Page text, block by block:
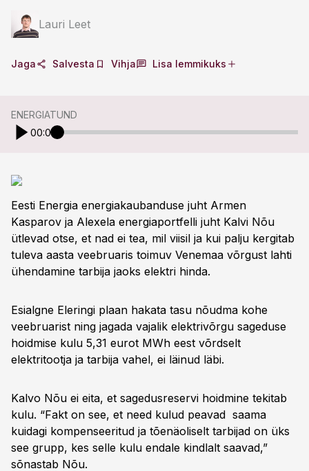
Lauri Leet
Jaga Salvesta Vihja Lisa lemmikuks
ENERGIATUND
00:00
Eesti Energia energiakaubanduse juht Armen
Kasparov ja Alexela energiaportfelli juht Kalvi Nõu
ütlevad otse, et nad ei tea, mil viisil ja kui palju kergitab
tuleva aasta veebruaris toimuv Venemaa võrgust lahti
ühendamine tarbija jaoks elektri hinda.
Esialgne Eleringi plaan hakata tasu nõudma kohe
veebruarist ning jagada vajalik elektrivõrgu sageduse
hoidmise kulu 5,31 eurot MWh eest võrdselt
elektritootja ja tarbija vahel, ei läinud läbi.
Kalvo Nõu ei eita, et sagedusreservi hoidmine tekitab
kulu. “Fakt on see, et need kulud peavad saama
kuidagi kompenseeritud ja tõenäoliselt tarbijad on üks
see grupp, kes selle kulu endale kindlalt saavad,”
sõnastab Nõu.